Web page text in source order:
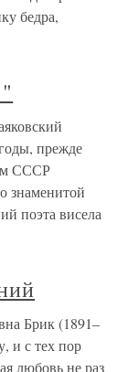
бедра,
прежде
СССР
знаменитой
поэта висела
Брик (1891–
и с тех пор
любовь не раз